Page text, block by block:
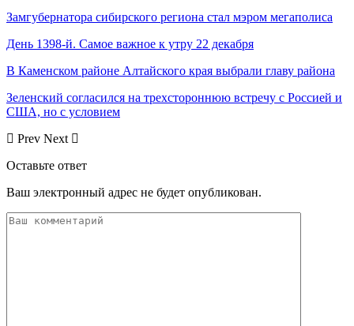
Замгубернатора сибирского региона стал мэром мегаполиса
День 1398-й. Самое важное к утру 22 декабря
В Каменском районе Алтайского края выбрали главу района
Зеленский согласился на трехстороннюю встречу с Россией и
США, но с условием
Prev Next
Оставьте ответ
Ваш электронный адрес не будет опубликован.